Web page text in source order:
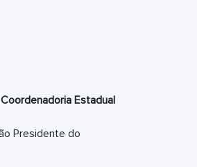
Estadual
Presidente do